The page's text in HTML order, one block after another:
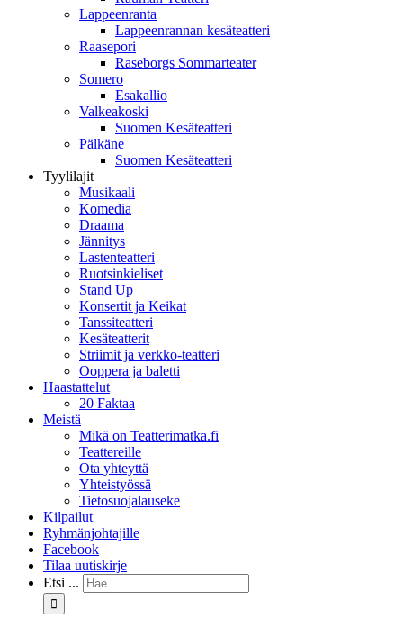
Lappeenranta
Lappeenrannan kesäteatteri
Raasepori
Raseborgs Sommarteater
Somero
Esakallio
Valkeakoski
Suomen Kesäteatteri
Pälkäne
Suomen Kesäteatteri
Tyylilajit
Musikaali
Komedia
Draama
Jännitys
Lastenteatteri
Ruotsinkieliset
Stand Up
Konsertit ja Keikat
Tanssiteatteri
Kesäteatterit
Striimit ja verkko-teatteri
Ooppera ja baletti
Haastattelut
20 Faktaa
Meistä
Mikä on Teatterimatka.fi
Teattereille
Ota yhteyttä
Yhteistyössä
Tietosuojalauseke
Kilpailut
Ryhmänjohtajille
Facebook
Tilaa uutiskirje
Etsi ...